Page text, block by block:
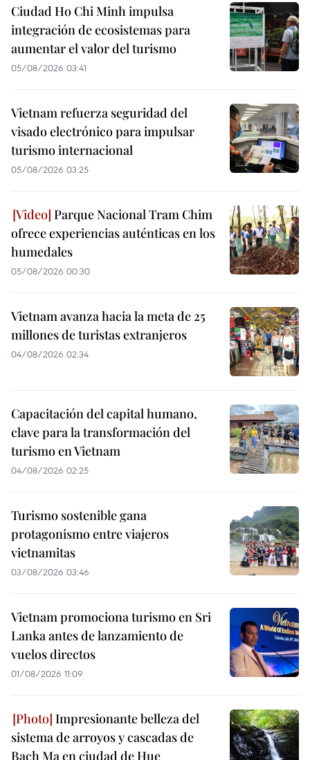
Ciudad Ho Chi Minh impulsa
integración de ecosistemas para
aumentar el valor del turismo
05/08/2026 03:41
Vietnam refuerza seguridad del
visado electrónico para impulsar
turismo internacional
05/08/2026 03:25
Parque Nacional Tram Chim
ofrece experiencias auténticas en los
humedales
05/08/2026 00:30
Vietnam avanza hacia la meta de 25
millones de turistas extranjeros
04/08/2026 02:34
Capacitación del capital humano,
clave para la transformación del
turismo en Vietnam
04/08/2026 02:25
Turismo sostenible gana
protagonismo entre viajeros
vietnamitas
03/08/2026 03:46
Vietnam promociona turismo en Sri
Lanka antes de lanzamiento de
vuelos directos
01/08/2026 11:09
Impresionante belleza del
sistema de arroyos y cascadas de
Bach Ma en ciudad de Hue